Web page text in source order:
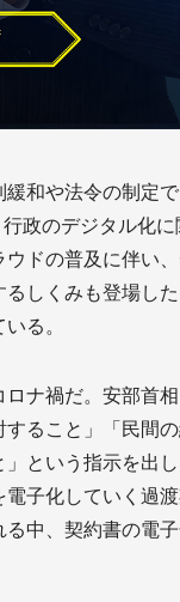
緩和や法令の制定
政のデジタル化
ウドの普及に伴い
しくみも登場し
る。
ロナ禍だ。安部首
ること」「民間
という指示を出
電子化していく過
中、契約書の電子